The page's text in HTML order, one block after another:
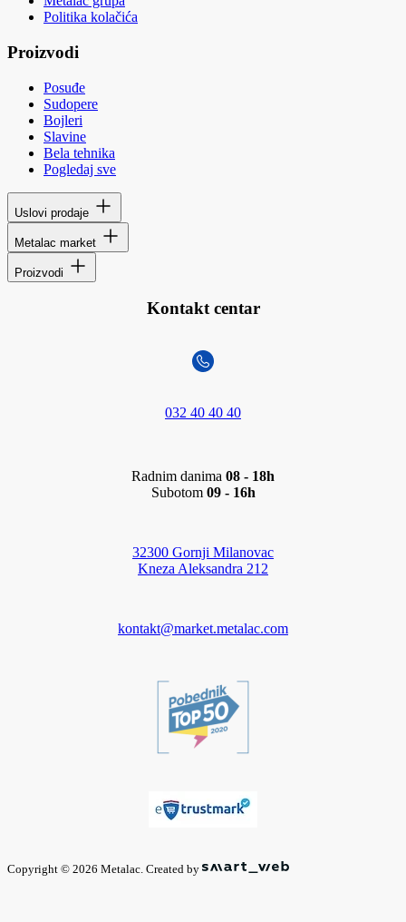
Politika kolačića
Proizvodi
Posuđe
Sudopere
Bojleri
Slavine
Bela tehnika
Pogledaj sve
Uslovi prodaje
Metalac market
Proizvodi
Kontakt centar
032 40 40 40
Radnim danima 08 - 18h
Subotom 09 - 16h
32300 Gornji Milanovac
Kneza Aleksandra 212
kontakt@market.metalac.com
Copyright © 2026 Metalac. Created by